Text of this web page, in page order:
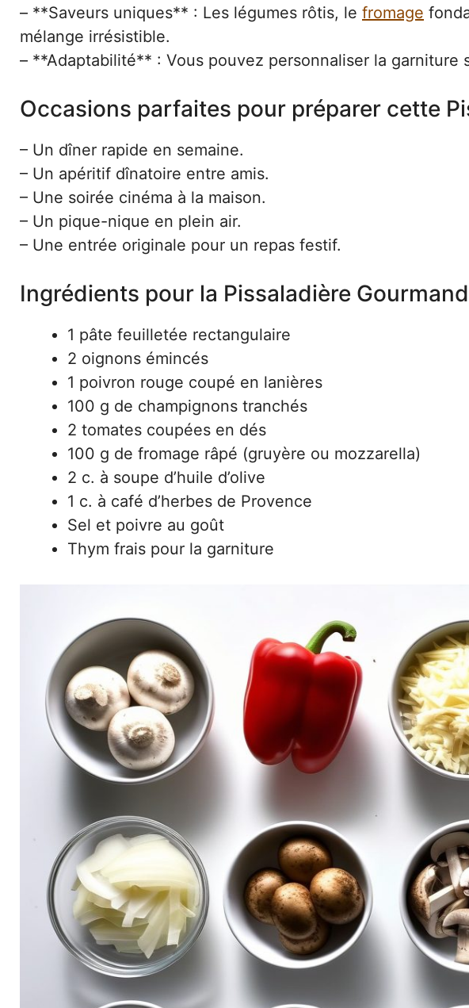
– **Saveurs uniques** : Les légumes rôtis, le fromage
mélange irrésistible.
– **Adaptabilité** : Vous pouvez personnaliser la garniture
Occasions parfaites pour préparer cette
– Un dîner rapide en semaine.
– Un apéritif dînatoire entre amis.
– Une soirée cinéma à la maison.
– Un pique-nique en plein air.
– Une entrée originale pour un repas festif.
Ingrédients pour la Pissaladière
1 pâte feuilletée rectangulaire
2 oignons émincés
1 poivron rouge coupé en lanières
100 g de champignons tranchés
2 tomates coupées en dés
100 g de fromage râpé (gruyère ou mozzarella)
2 c. à soupe d’huile d’olive
1 c. à café d’herbes de Provence
Sel et poivre au goût
Thym frais pour la garniture